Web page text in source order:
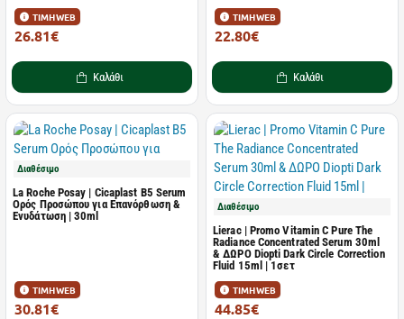
ΤΙΜΗ WEB
26.81€
Καλάθι
ΤΙΜΗ WEB
22.80€
Καλάθι
Διαθέσιμο
La Roche Posay | Cicaplast Β5 Serum
Ορός Προσώπου για Επανόρθωση &
Ενυδάτωση | 30ml
ΤΙΜΗ WEB
30.81€
Διαθέσιμο
Lierac | Promo Vitamin C Pure The
Radiance Concentrated Serum 30ml
& ΔΩΡΟ Diopti Dark Circle Correction
Fluid 15ml | 1σετ
ΤΙΜΗ WEB
44.85€